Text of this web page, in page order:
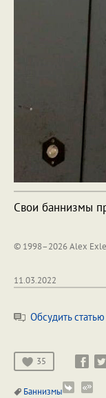
Свои баннизмы
© 1998–2026 Alex
11.03.2022
Обсудить
35
Баннизмы